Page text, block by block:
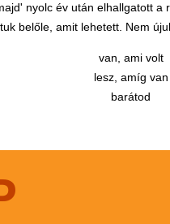
nyolc év után elhallgatott
belőle, amit lehetett. Nem
van, ami volt
lesz, amíg van
barátod